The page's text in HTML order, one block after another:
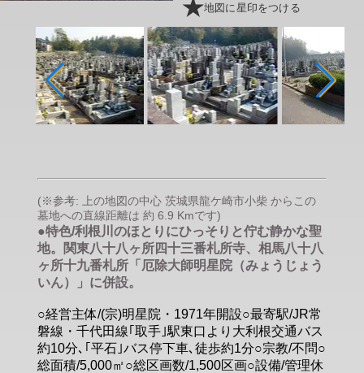
地図に星印をつける
(※参考: 上の地図の中心 茨城県龍ケ崎市小柴 からこの
墓地への直線距離は 約 6.9 Kmです)
●特色/利根川のほとりにひっそりと佇む静かな聖
地。関東八十八ヶ所四十三番札所寺、相馬八十八
ヶ所十九番札所「厄除大師明星院（みょうじょう
いん）」に併設。
○経営主体/(宗)明星院・1971年開設○最寄駅/JR常
磐線・千代田線｢取手｣駅東口より大利根交通バス
約10分､｢平石｣バス停下車､徒歩約1分○宗教/不問○
総面積/5,000㎡○総区画数/1,500区画○設備/管理休